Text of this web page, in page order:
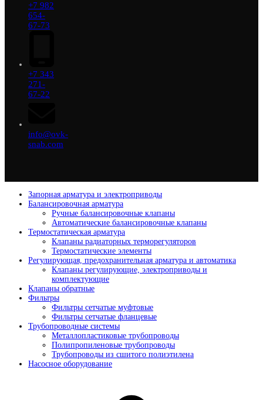
+7 982
654-
67-73
+7 343
271-
67-22
info@ovk-
snab.com
Запорная арматура и электроприводы
Балансировочная арматура
Ручные балансировочные клапаны
Автоматические балансировочные клапаны
Термостатическая арматура
Клапаны радиаторных терморегуляторов
Термостатические элементы
Регулирующая, предохранительная арматура и автоматика
Клапаны регулирующие, электроприводы и
комплектующие
Клапаны обратные
Фильтры
Фильтры сетчатые муфтовые
Фильтры сетчатые фланцевые
Трубопроводные системы
Металлопластиковые трубопроводы
Полипропиленовые трубопроводы
Трубопроводы из сшитого полиэтилена
Насосное оборудование